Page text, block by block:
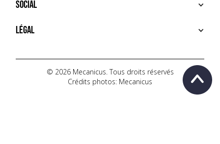
CONTACT
VIDÉOS
AUTOPÉDIA
Social
INSTAGRAM
TIKTOK
YOUTUBE
Légal
POLITIQUE DE CONFIDENTIALITÉ
© 2026 Mecanicus. Tous droits réservés
Crédits photos: Mecanicus